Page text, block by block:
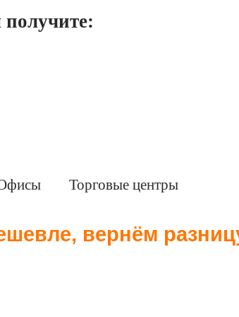
Торговые центры
вернём